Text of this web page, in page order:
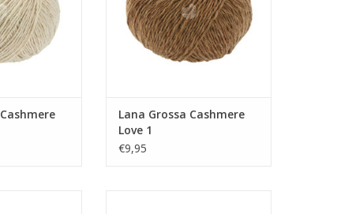
Lana Grossa Cashmere
Love 1
€9,95